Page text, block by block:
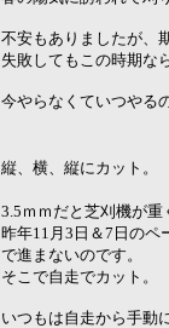
不安もありましたが、
失敗してもこの時期な
今やらなくていつやるの
縦、横、縦にカット。
3.5ｍｍだと芝刈機が重
昨年11月3日＆7日のペ
で進まないのです。
そこで自走でカット。
いつもは自走から手動